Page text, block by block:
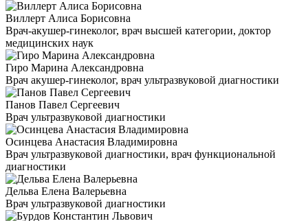
Виллерт Алиса Борисовна
Врач-акушер-гинеколог, врач высшей категории, доктор
медицинских наук
Гиро Марина Александровна
Врач акушер-гинеколог, врач ультразвуковой диагностики
Панов Павел Сергеевич
Врач ультразвуковой диагностики
Осинцева Анастасия Владимировна
Врач ультразвуковой диагностики, врач функциональной
диагностики
Дельва Елена Валерьевна
Врач ультразвуковой диагностики